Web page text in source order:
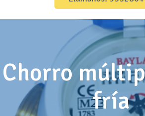
Chorro
fría